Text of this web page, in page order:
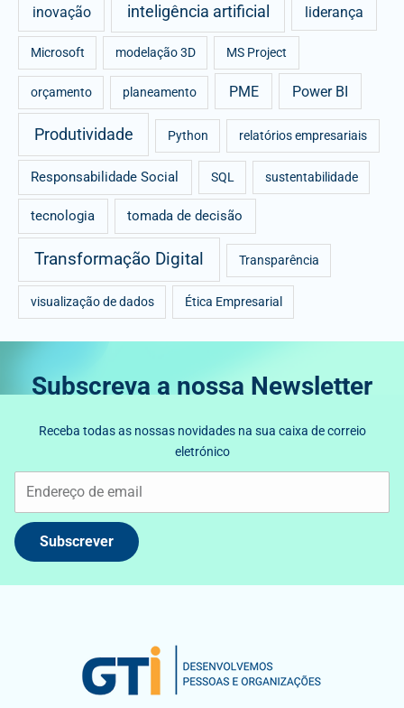
inovação inteligência artificial liderança
Microsoft modelação 3D MS Project
orçamento planeamento PME Power BI
Produtividade Python relatórios empresariais
Responsabilidade Social SQL sustentabilidade
tecnologia tomada de decisão
Transformação Digital Transparência
visualização de dados Ética Empresarial
Subscreva a nossa Newsletter
Receba todas as nossas novidades na sua caixa de correio
eletrónico
Subscrever